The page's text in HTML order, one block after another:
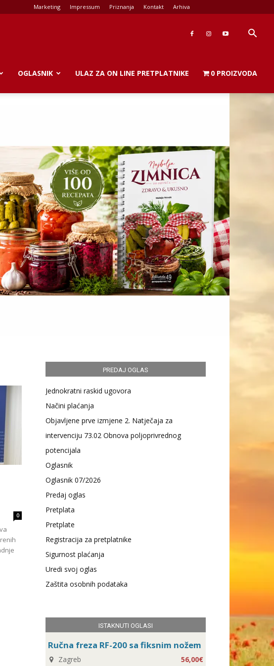
Marketing Impressum Priznanja Kontakt Arhiva
OGLASNIK ULAZ ZA ON LINE PRETPLATNIKE 0 PROIZVODA
0
PREDAJ OGLAS
Jednokratni raskid ugovora
Načini plaćanja
Objavljene prve izmjene 2. Natječaja za
intervenciju 73.02 Obnova poljoprivrednog
potencijala
Oglasnik
Oglasnik 07/2026
Predaj oglas
Pretplata
Pretplate
Registracija za pretplatnike
Sigurnost plaćanja
Uredi svoj oglas
Zaštita osobnih podataka
ISTAKNUTI OGLASI
Ručna freza RF-200 sa fiksnim nožem
Zagreb 56,00€